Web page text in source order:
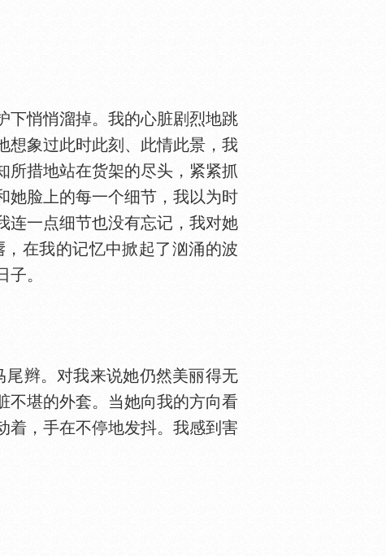
下悄悄溜掉。我的心脏剧烈地跳
想象过此时此刻、此情此景，我
所措地站在货架的尽头，紧紧抓
她脸上的每一个细节，我以为时
连一点细节也没有忘记，我对她
，在我的记忆中掀起了汹涌的波
。
辫。对我来说她仍然美丽得无
不堪的外套。当她向我的方向看
着，手在不停地发抖。我感到害